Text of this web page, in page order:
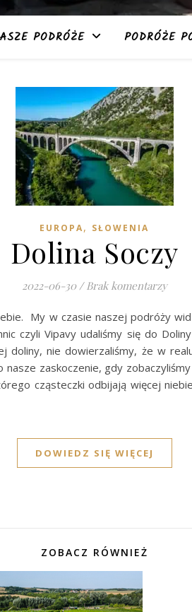
PODRÓŻE PODRÓŻE
EUROPA, SŁOWENIA
Dolina Soczy
2022-06-30 / Brak komentarzy
My w czasie naszej podróży
czyli Vipavy udaliśmy się do
doliny, nie dowierzaliśmy, że w
nasze zaskoczenie, gdy
cząsteczki odbijają więcej
DOWIEDZ SIĘ WIĘCEJ
ZOBACZ RÓWNIEŻ